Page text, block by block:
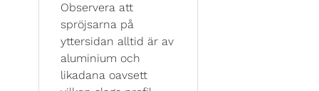
Observera att
spröjsarna på
yttersidan alltid är av
aluminium och
likadana oavsett